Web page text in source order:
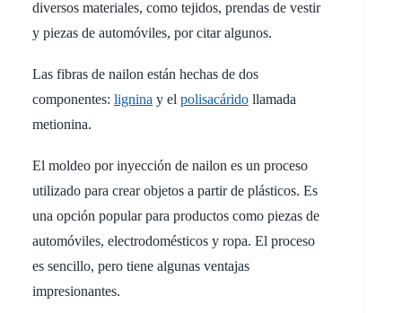
diversos materiales, como tejidos, prendas de vestir
y piezas de automóviles, por citar algunos.
Las fibras de nailon están hechas de dos
componentes: lignina y el polisacárido llamada
metionina.
El moldeo por inyección de nailon es un proceso
utilizado para crear objetos a partir de plásticos. Es
una opción popular para productos como piezas de
automóviles, electrodomésticos y ropa. El proceso
es sencillo, pero tiene algunas ventajas
impresionantes.